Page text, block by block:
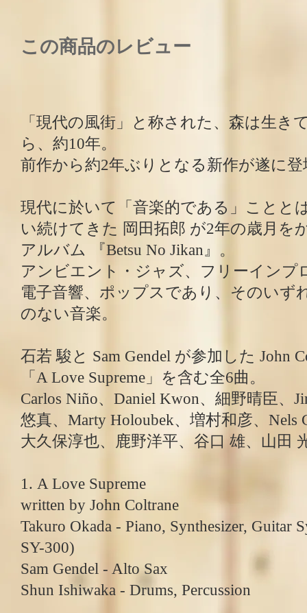
この商品のレビュー
「現代の風街」と称された、森は生き
ら、約10年。
前作から約2年ぶりとなる新作が遂に登
現代に於いて「音楽的である」ことと
い続けてきた 岡田拓郎 が2年の歳月を
アルバム 『Betsu No Jikan』。
アンビエント・ジャズ、フリーインプ
電子音響、ポップスであり、そのいず
のない音楽。
石若 駿と Sam Gendel が参加した John
「A Love Supreme」を含む全6曲。
Carlos Niño、Daniel Kwon、細野晴臣、
悠真、Marty Holoubek、増村和彦、Nels
大久保淳也、鹿野洋平、谷口 雄、山田
1. A Love Supreme
written by John Coltrane
Takuro Okada - Piano, Synthesizer, Guitar
SY-300)
Sam Gendel - Alto Sax
Shun Ishiwaka - Drums, Percussion